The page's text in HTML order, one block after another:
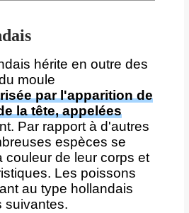
hérite en outre des
moule
par l'apparition de
la tête, appelées
Par rapport à d'autres
espèces se
couleur de leur corps et
Les poissons
au type hollandais
suivantes.